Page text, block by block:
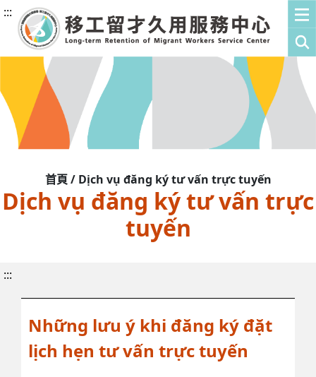
:::
首頁 / Dịch vụ đăng ký tư vấn trực tuyến
Dịch vụ đăng ký tư vấn trực
tuyến
:::
Những lưu ý khi đăng ký đặt
lịch hẹn tư vấn trực tuyến